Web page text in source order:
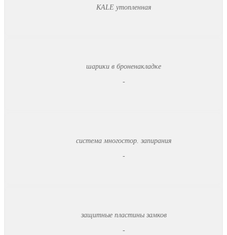
KALE утопленная
шарики в броненакладке
-
система многостор. запирания
-
защитные пластины замков
-